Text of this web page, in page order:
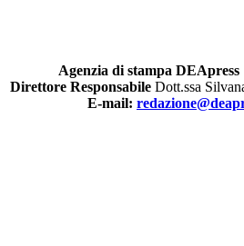
Agenzia di stampa DEApress
Direttore Responsabile Dott.ssa
E-mail: